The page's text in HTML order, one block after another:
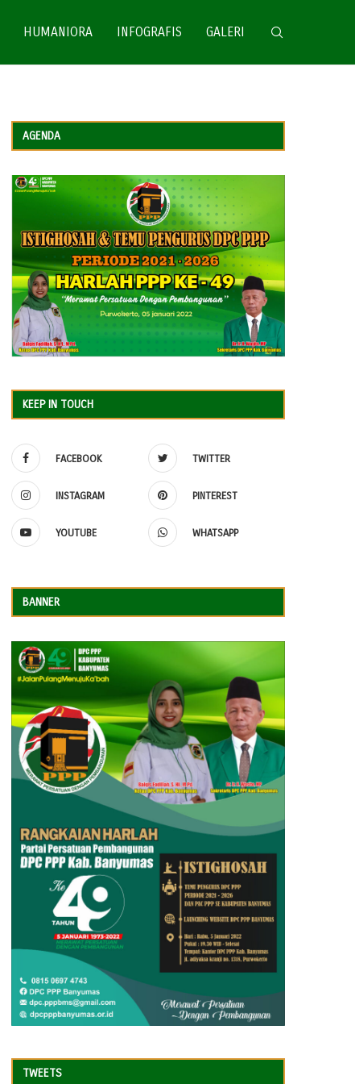
HUMANIORA INFOGRAFIS GALERI
AGENDA
KEEP IN TOUCH
FACEBOOK TWITTER
INSTAGRAM PINTEREST
YOUTUBE WHATSAPP
BANNER
TWEETS